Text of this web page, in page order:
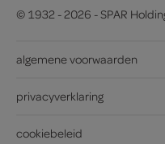
© 1932 - 2026 - SPAR
algemene voorwaarden
privacyverklaring
cookiebeleid